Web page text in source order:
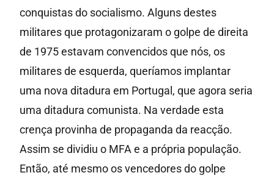
conquistas do socialismo. Alguns destes
militares que protagonizaram o golpe de direita
de 1975 estavam convencidos que nós, os
militares de esquerda, queríamos implantar
uma nova ditadura em Portugal, que agora seria
uma ditadura comunista. Na verdade esta
crença provinha de propaganda da reacção.
Assim se dividiu o MFA e a própria população.
Então, até mesmo os vencedores do golpe